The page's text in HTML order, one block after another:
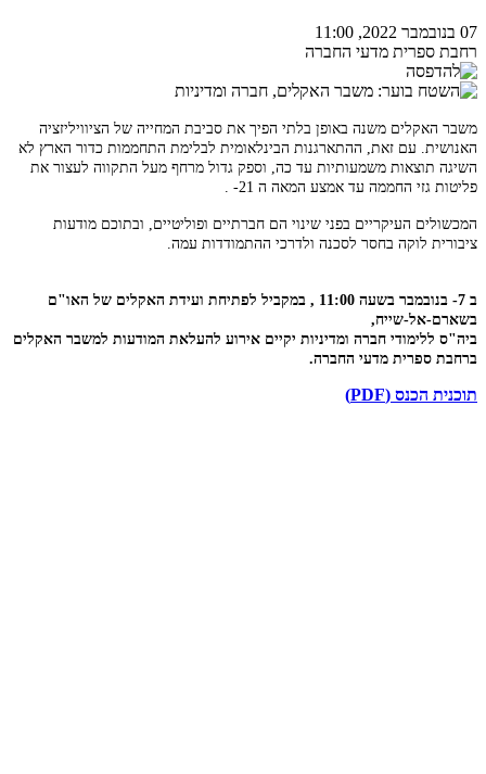
07 בנובמבר 2022, 11:00
רחבת ספרית מדעי החברה
משבר האקלים משנה באופן בלתי הפיך את סביבת המחייה של הציוויליזציה
האנושית. עם זאת, ההתארגנות הבינלאומית לבלימת התחממות כדור הארץ לא
השיגה תוצאות משמעותיות עד כה, וספק גדול מרחף מעל התקווה לעצור את
פליטות גזי החממה עד אמצע המאה ה 21- .
המכשולים העיקריים בפני שינוי הם חברתיים ופוליטיים, ובתוכם מודעות
ציבורית לוקה בחסר לסכנה ולדרכי ההתמודדות עמה.
ב 7- בנובמבר בשעה 11:00 , במקביל לפתיחת ועידת האקלים של האו"ם
בשארם-אל-שייח,
ביה"ס ללימודי חברה ומדיניות יקיים אירוע להעלאת המודעות למשבר האקלים
ברחבת ספרית מדעי החברה.
תוכנית הכנס (PDF)